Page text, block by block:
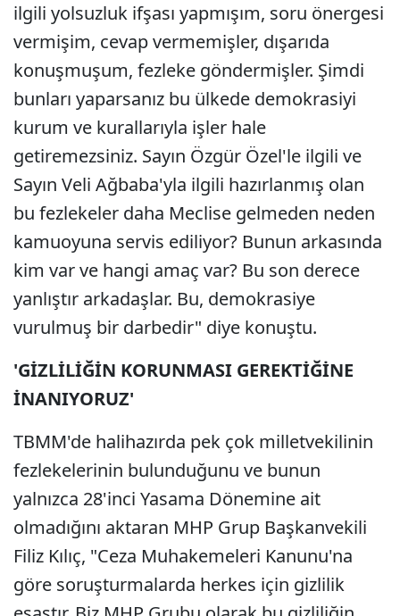
ilgili yolsuzluk ifşası yapmışım, soru önergesi
vermişim, cevap vermemişler, dışarıda
konuşmuşum, fezleke göndermişler. Şimdi
bunları yaparsanız bu ülkede demokrasiyi
kurum ve kurallarıyla işler hale
getiremezsiniz. Sayın Özgür Özel'le ilgili ve
Sayın Veli Ağbaba'yla ilgili hazırlanmış olan
bu fezlekeler daha Meclise gelmeden neden
kamuoyuna servis ediliyor? Bunun arkasında
kim var ve hangi amaç var? Bu son derece
yanlıştır arkadaşlar. Bu, demokrasiye
vurulmuş bir darbedir" diye konuştu.
'GİZLİLİĞİN KORUNMASI GEREKTİĞİNE
İNANIYORUZ'
TBMM'de halihazırda pek çok milletvekilinin
fezlekelerinin bulunduğunu ve bunun
yalnızca 28'inci Yasama Dönemine ait
olmadığını aktaran MHP Grup Başkanvekili
Filiz Kılıç, "Ceza Muhakemeleri Kanunu'na
göre soruşturmalarda herkes için gizlilik